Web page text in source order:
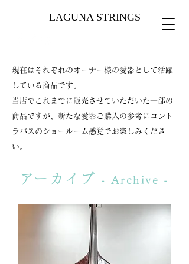
LAGUNA STRINGS
現在はそれぞれのオーナー様の愛器として活躍
している商品です。
当店でこれまでに販売させていただいた一部の
商品ですが、​新たな愛器ご購入の参考にコント
ラバスのショールーム感覚でお楽しみくださ
い。
​アーカイブ - Archive -